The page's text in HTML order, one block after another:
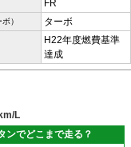
FR
） ターボ
H22年度燃費基準
達成
L
ンでどこまで走る？